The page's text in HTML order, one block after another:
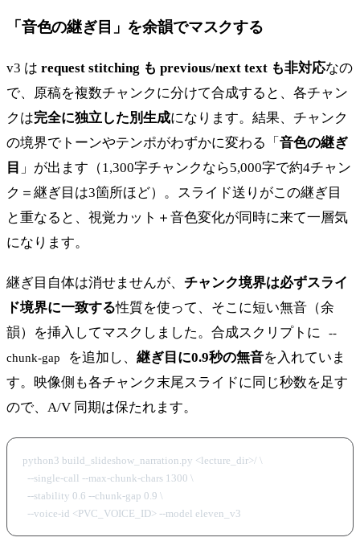
「音色の継ぎ目」を余韻でマスクする
v3 は request stitching も previous/next text も非対応なの
で、原稿を複数チャンクに分けて合成すると、各チャン
クは完全に独立した別生成になります。結果、チャンク
の境界でトーンやテンポがわずかに変わる「 音色の継ぎ
目 」が出ます（1,300字チャンクなら5,000字で約4チャン
ク＝継ぎ目は3箇所ほど）。スライド送りがこの継ぎ目
と重なると、視覚カット＋音色変化が同時に来て一層気
になります。
継ぎ目自体は消せませんが、 チャンク境界は必ずスライ
ド境界に一致する性質を使って、そこに短い無音（余
韻）を挿入してマスクしました。合成スクリプトに
--
chunk-gap
を追加し、継ぎ目に0.9秒の無音を入れていま
す。映像側も各チャンク末尾スライドに同じ秒数を足す
ので、A/V 同期は保たれます。
python3 build_slideshow_narration.py <lecture_dir>/ \
  --single-call --max-chunk-chars 1300 \
  --stability 0.6 --chunk-gap 0.9 \